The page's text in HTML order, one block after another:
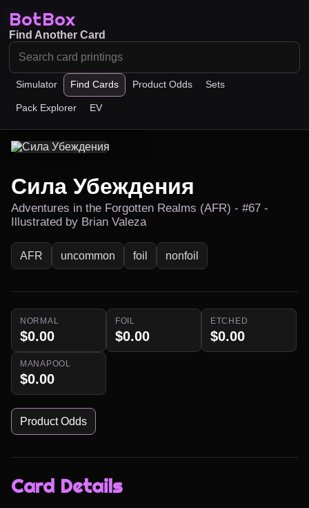
BotBox
Simulator Find Cards Product Odds Sets
Pack Explorer EV
Find Another Card
Сила Убеждения
Adventures in the Forgotten Realms (AFR) - #67 -
Illustrated by Brian Valeza
AFR uncommon foil nonfoil
NORMAL
$0.00
FOIL
$0.00
ETCHED
$0.00
MANAPOOL
$0.00
Product Odds
Card Details